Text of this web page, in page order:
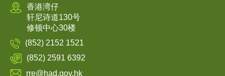
香港湾仔
轩尼诗道130号
修顿中心30楼
(852) 2152 1521
(852) 2591 6392
rre@had.gov.hk